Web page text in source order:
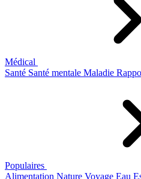
Médical
Santé Santé mentale Maladie
Populaires
Alimentation Nature Voyage Eau